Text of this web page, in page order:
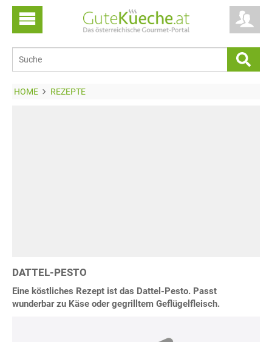
HOME REZEPTE
DATTEL-PESTO
Eine köstliches Rezept ist das Dattel-Pesto. Passt
wunderbar zu Käse oder gegrilltem Geflügelfleisch.